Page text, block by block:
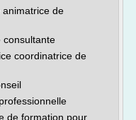
de
consultante
coordinatrice de
de formation pour